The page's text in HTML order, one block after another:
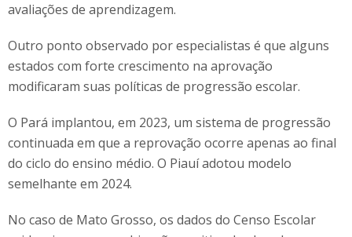
avaliações de aprendizagem.
Outro ponto observado por especialistas é que alguns
estados com forte crescimento na aprovação
modificaram suas políticas de progressão escolar.
O Pará implantou, em 2023, um sistema de progressão
continuada em que a reprovação ocorre apenas ao final
do ciclo do ensino médio. O Piauí adotou modelo
semelhante em 2024.
No caso de Mato Grosso, os dados do Censo Escolar